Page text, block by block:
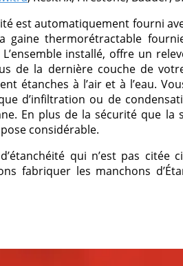
est automatiquement fourni
gaine thermorétractable
installé, offre un
de la dernière couche de
étanches à l’air et à l’eau.
d’infiltration ou de
En plus de la sécurité que la
considérable.
qui n’est pas citée
fabriquer les manchons